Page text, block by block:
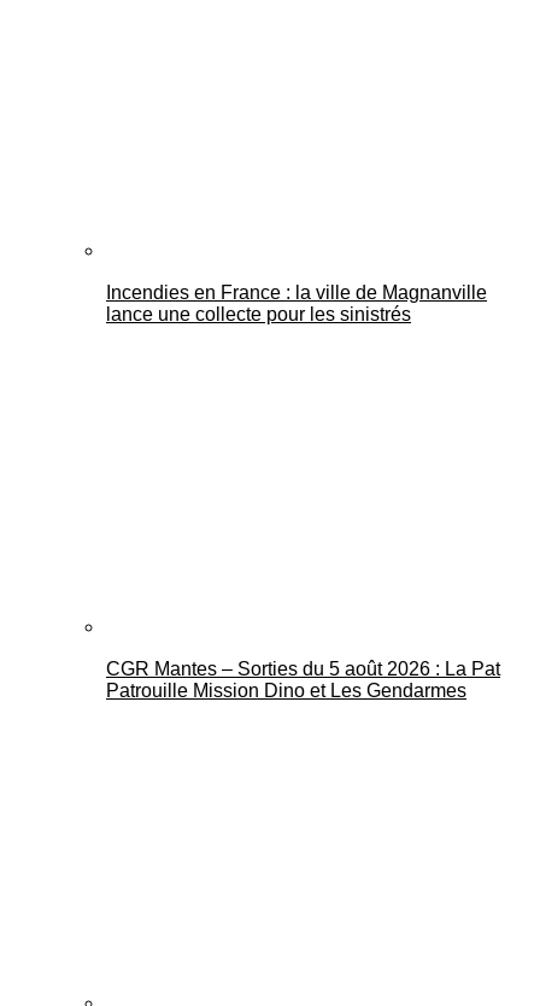
Mantes Actu
Incendies en France : la ville de Magnanville
lance une collecte pour les sinistrés
CGR Mantes – Sorties du 5 août 2026 : La Pat
Patrouille Mission Dino et Les Gendarmes